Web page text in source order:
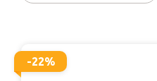
-22%